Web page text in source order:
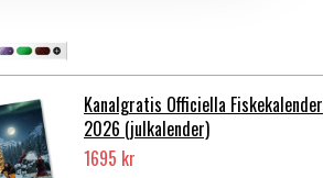
Kanalgratis Officiella Fiskekalender
2026 (julkalender)
1695 kr